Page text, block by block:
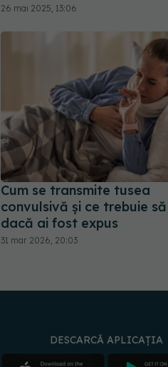
26 mai 2025, 13:06
Cum se transmite tusea
convulsivă și ce trebuie
dacă ai fost expus
31 mar 2026, 20:03
DESCARCĂ APLICAȚIA